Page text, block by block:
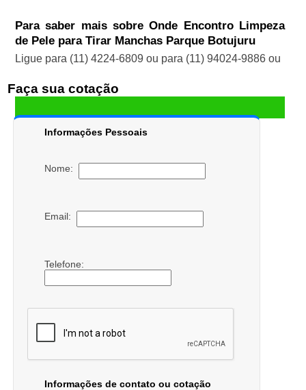
Para saber mais sobre Onde Encontro Limpeza
de Pele para Tirar Manchas Parque Botujuru
Ligue para (11) 4224-6809 ou para (11) 94024-9886ou
Faça sua cotação
Informações Pessoais
Nome:
Email:
Telefone:
Informações de contato ou cotação